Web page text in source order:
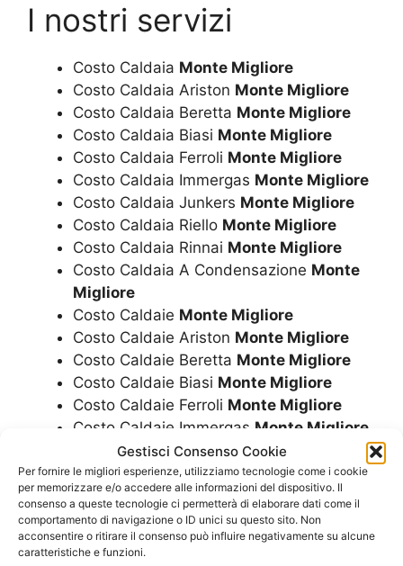
Gestisci Consenso Cookie
Per fornire le migliori esperienze, utilizziamo tecnologie come i cookie
per memorizzare e/o accedere alle informazioni del dispositivo. Il
consenso a queste tecnologie ci permetterà di elaborare dati come il
comportamento di navigazione o ID unici su questo sito. Non
acconsentire o ritirare il consenso può influire negativamente su alcune
caratteristiche e funzioni.
I nostri servizi
Costo Caldaia Monte Migliore
Costo Caldaia Ariston Monte Migliore
Costo Caldaia Beretta Monte Migliore
Costo Caldaia Biasi Monte Migliore
Costo Caldaia Ferroli Monte Migliore
Costo Caldaia Immergas Monte Migliore
Costo Caldaia Junkers Monte Migliore
Costo Caldaia Riello Monte Migliore
Costo Caldaia Rinnai Monte Migliore
Costo Caldaia A Condensazione Monte
Migliore
Costo Caldaie Monte Migliore
Costo Caldaie Ariston Monte Migliore
Costo Caldaie Beretta Monte Migliore
Costo Caldaie Biasi Monte Migliore
Costo Caldaie Ferroli Monte Migliore
Costo Caldaie Immergas Monte Migliore
Costo Caldaie Junkers Monte Migliore
Costo Caldaie RielloMonte Migliore
Costo Caldaie RinnaiMonte Migliore
Costo Caldaie A CondensazioneMonte
Migliore